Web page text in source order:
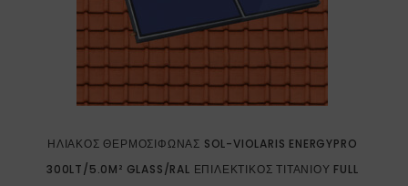
ΗΛΙΑΚΌΣ ΘΕΡΜΟΣΊΦΩΝΑΣ SOL-VIOLARIS ENERGYPRO
300LT/5.0M² GLASS/RAL ΕΠΙΛΕΚΤΙΚΌΣ ΤΙΤΑΝΊΟΥ FULL